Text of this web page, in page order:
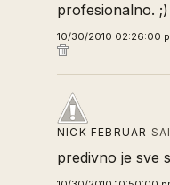
profesionalno. ;)
10/30/2010 02:26:00
NICK FEBRUAR
predivno je sve